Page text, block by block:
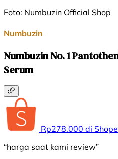
Foto: Numbuzin Official Shop
Numbuzin
Numbuzin No. 1
Serum
Rp278.000 di
“harga saat kami review”